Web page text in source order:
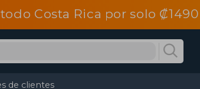
Costa Rica por solo ₡1490
de clientes